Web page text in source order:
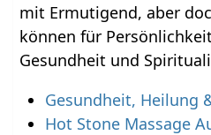
mit Ermutigend‏‎, aber doch interessant sein
können für
Gesundheit und
Gesundheit, Heilung
Hot Stone Massage